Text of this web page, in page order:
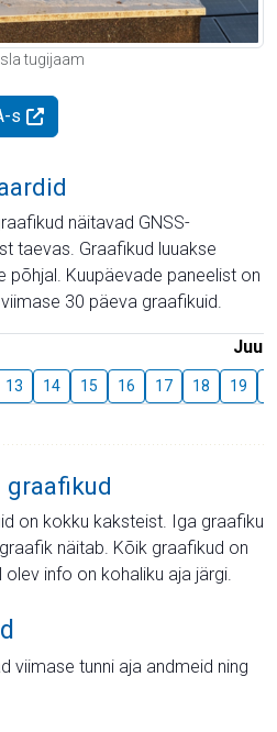
tugijaam
s
näitavad GNSS-
taevas. Graafikud luuakse
Kuupäevade paneelist on
30 päeva graafikuid.
Juuli
13 14 15 16 17 18 19
on kokku kaksteist. Iga graafiku
näitab. Kõik graafikud on
info on kohaliku aja järgi.
viimase tunni aja andmeid ning